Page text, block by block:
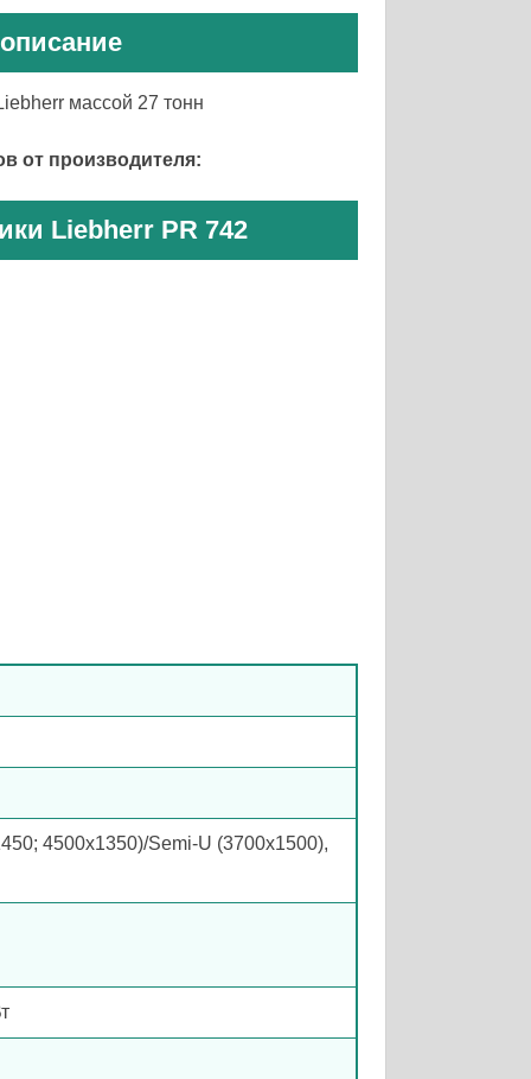
массой 27 тонн
от производителя:
Liebherr PR 742
4500x1350)/Semi-U (3700x1500),